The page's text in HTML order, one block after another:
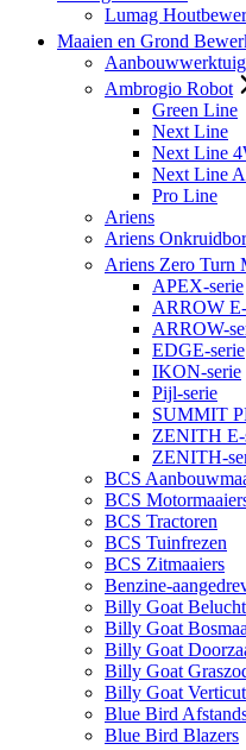
Lumag
Maaien en Grond
Ambrogio Robot
Green Line
Next Line
Next Line
Next Line
Pro Line
Ariens
Ariens
Ariens Zero Turn
APEX-serie
ARROW
ARROW-
EDGE-serie
IKON-serie
Pijl-serie
SUMMIT
ZENITH E-
ZENITH-
BCS
BCS
BCS Tractoren
BCS Tuinfrezen
BCS Zitmaaiers
Benzine-
Billy Goat
Billy Goat
Billy Goat
Billy Goat
Billy Goat
Blue Bird
Blue Bird Blazers